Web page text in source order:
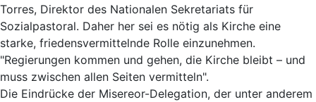
Torres, Direktor des Nationalen Sekretariats für
Sozialpastoral. Daher her sei es nötig als Kirche eine
starke, friedensvermittelnde Rolle einzunehmen.
"Regierungen kommen und gehen, die Kirche bleibt – und
muss zwischen allen Seiten vermitteln".
Die Eindrücke der Misereor-Delegation, der unter anderem